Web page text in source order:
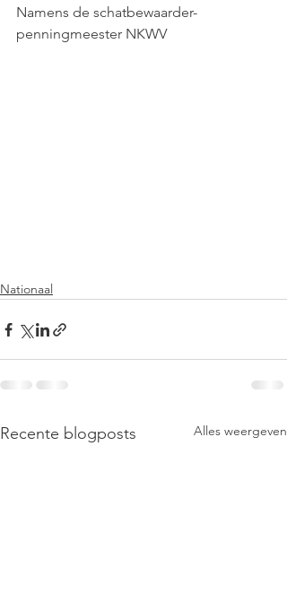
Namens de schatbewaarder-
penningmeester NKWV
Nationaal
Recente blogposts Alles weergeven